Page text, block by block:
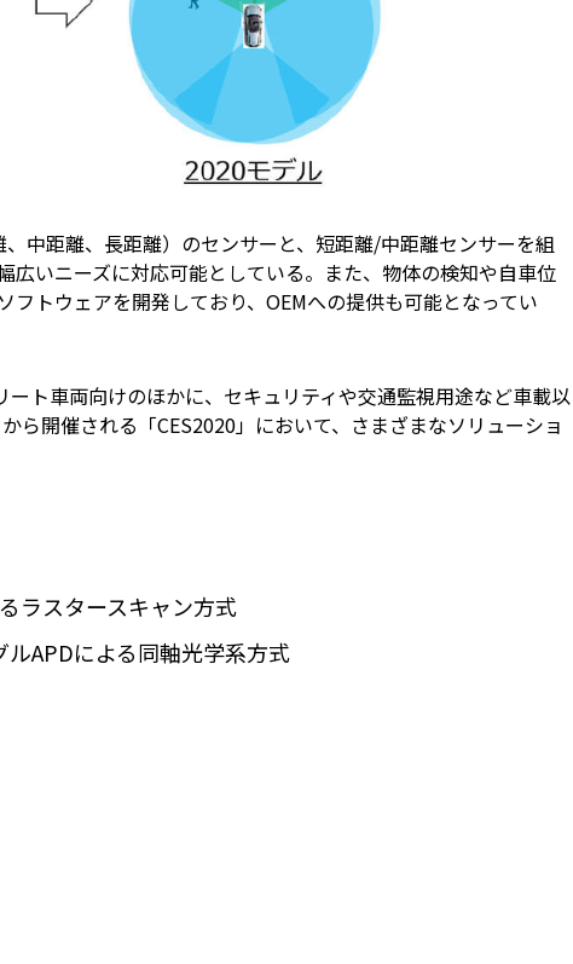
中距離、長距離）のセンサーと、短距離/中距離センサーを組
広いニーズに対応可能としている。また、物体の検知や自車位
トウェアを開発しており、OEMへの提供も可能となってい
ト車両向けのほかに、セキュリティや交通監視用途など車載以
ら開催される「CES2020」において、さまざまなソリューショ
ラスタースキャン方式
APDによる同軸光学系方式